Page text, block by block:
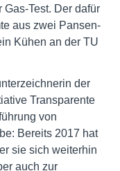
Test. Der dafür
aus zwei Pansen-
Kühen an der TU
der
Transparente
von
Bereits 2017 hat
sie sich weiterhin
auch zur